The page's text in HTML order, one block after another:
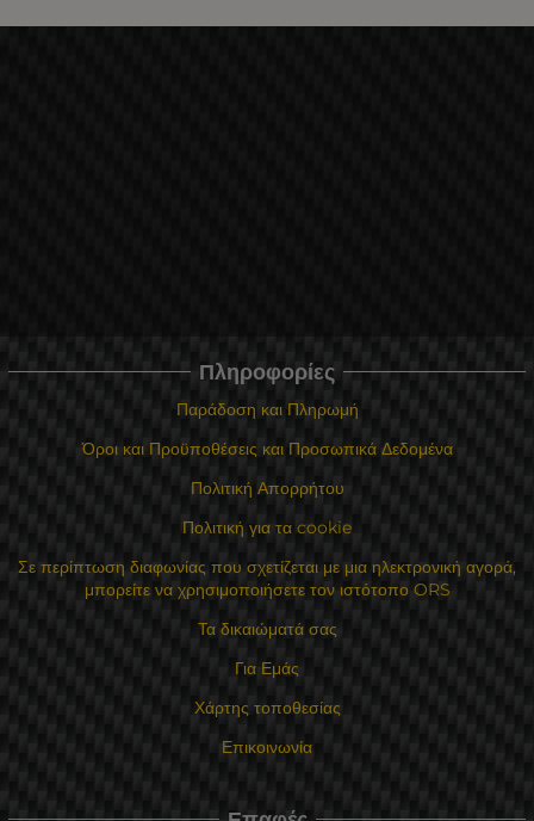
Πληροφορίες
Παράδοση και Πληρωμή
Όροι και Προϋποθέσεις και Προσωπικά Δεδομένα
Πολιτική Απορρήτου
Πολιτική για τα cookie
Σε περίπτωση διαφωνίας που σχετίζεται με μια ηλεκτρονική αγορά,
μπορείτε να χρησιμοποιήσετε τον ιστότοπο ORS
Τα δικαιώματά σας
Για Εμάς
Χάρτης τοποθεσίας
Επικοινωνία